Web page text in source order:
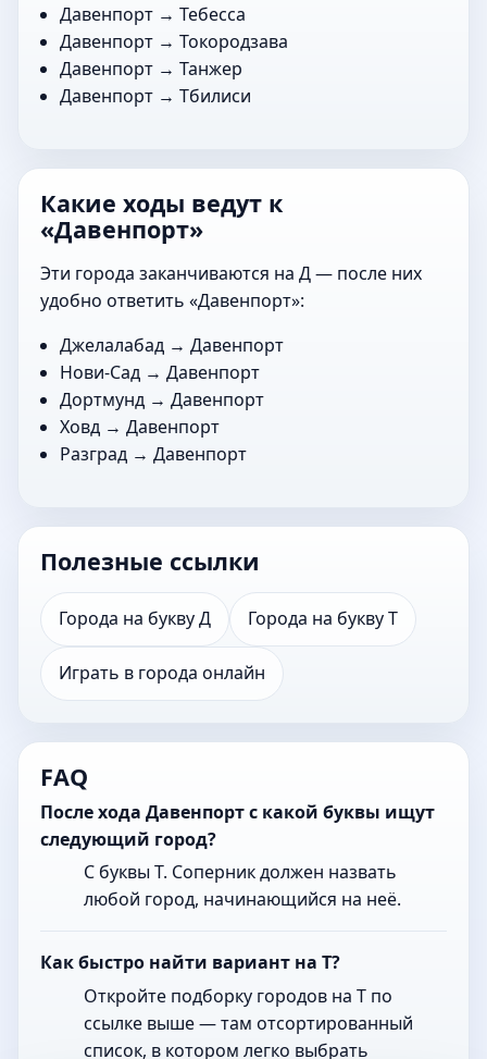
Давенпорт →Тебесса
Давенпорт →Токородзава
Давенпорт →Танжер
Давенпорт →Тбилиси
Какие ходы ведут к
«Давенпорт»
Эти города заканчиваются на Д — после них
удобно ответить «Давенпорт»:
Джелалабад → Давенпорт
Нови-Сад → Давенпорт
Дортмунд → Давенпорт
Ховд → Давенпорт
Разград → Давенпорт
Полезные ссылки
Города на букву Д Города на букву Т
Играть в города онлайн
FAQ
После хода Давенпорт с какой буквы ищут
следующий город?
С буквы Т. Соперник должен назвать
любой город, начинающийся на неё.
Как быстро найти вариант на Т?
Откройте подборку городов на Т по
ссылке выше — там отсортированный
список, в котором легко выбрать